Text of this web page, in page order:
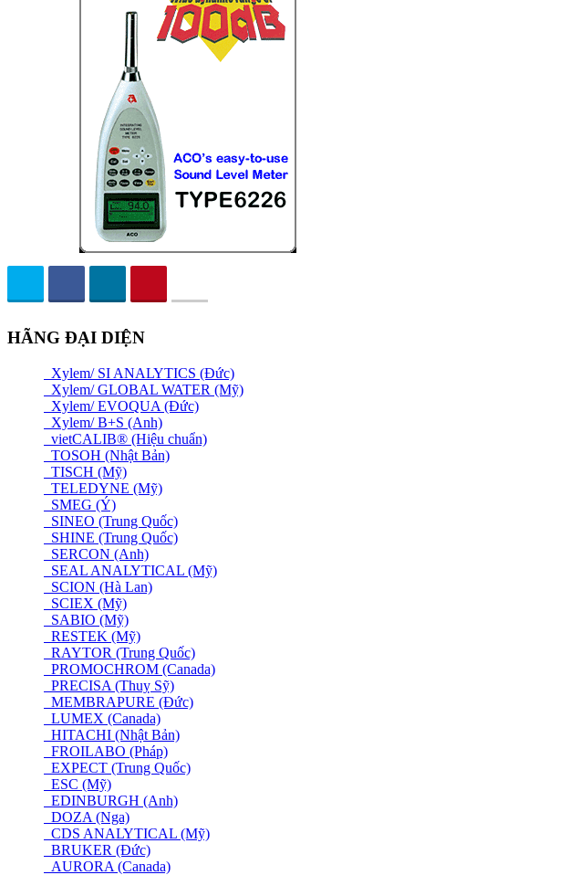
HÃNG ĐẠI DIỆN
Xylem/ SI ANALYTICS (Đức)
Xylem/ GLOBAL WATER (Mỹ)
Xylem/ EVOQUA (Đức)
Xylem/ B+S (Anh)
vietCALIB® (Hiệu chuẩn)
TOSOH (Nhật Bản)
TISCH (Mỹ)
TELEDYNE (Mỹ)
SMEG (Ý)
SINEO (Trung Quốc)
SHINE (Trung Quốc)
SERCON (Anh)
SEAL ANALYTICAL (Mỹ)
SCION (Hà Lan)
SCIEX (Mỹ)
SABIO (Mỹ)
RESTEK (Mỹ)
RAYTOR (Trung Quốc)
PROMOCHROM (Canada)
PRECISA (Thuỵ Sỹ)
MEMBRAPURE (Đức)
LUMEX (Canada)
HITACHI (Nhật Bản)
FROILABO (Pháp)
EXPECT (Trung Quốc)
ESC (Mỹ)
EDINBURGH (Anh)
DOZA (Nga)
CDS ANALYTICAL (Mỹ)
BRUKER (Đức)
AURORA (Canada)